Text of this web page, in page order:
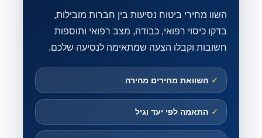
השוו מחירי ביטוח נסיעות בין חברות מובילות,
בדקו כיסוי רפואי, כבודה, מצב רפואי ותוספות
חשובות וקבלו הצעה שמתאימה לנסיעה שלכם.
✓ השוואת מחירים מהירה
✓ התאמה לפי יעד וגיל